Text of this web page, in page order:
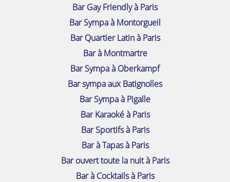
Bar Gay Friendly à Paris
Bar Sympa à Montorgueil
Bar Quartier Latin à Paris
Bar à Montmartre
Bar Sympa à Oberkampf
Bar sympa aux Batignolles
Bar Sympa à Pigalle
Bar Karaoké à Paris
Bar Sportifs à Paris
Bar à Tapas à Paris
Bar ouvert toute la nuit à Paris
Bar à Cocktails à Paris